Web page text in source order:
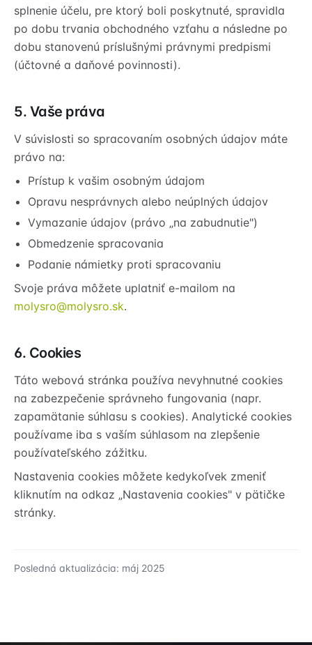
splnenie účelu, pre ktorý boli poskytnuté, spravidla
po dobu trvania obchodného vzťahu a následne po
dobu stanovenú príslušnými právnymi predpismi
(účtovné a daňové povinnosti).
5. Vaše práva
V súvislosti so spracovaním osobných údajov máte
právo na:
Prístup k vašim osobným údajom
Opravu nesprávnych alebo neúplných údajov
Vymazanie údajov (právo „na zabudnutie")
Obmedzenie spracovania
Podanie námietky proti spracovaniu
Svoje práva môžete uplatniť e-mailom na
molysro@molysro.sk.
6. Cookies
Táto webová stránka používa nevyhnutné cookies
na zabezpečenie správneho fungovania (napr.
zapamätanie súhlasu s cookies). Analytické cookies
používame iba s vaším súhlasom na zlepšenie
používateľského zážitku.
Nastavenia cookies môžete kedykoľvek zmeniť
kliknutím na odkaz „Nastavenia cookies" v pätičke
stránky.
Posledná aktualizácia: máj 2025